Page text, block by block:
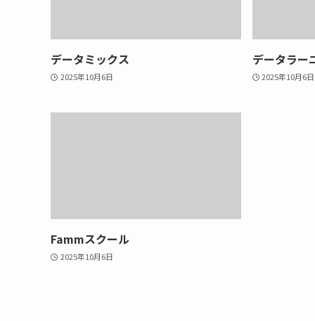
データミックス
2025年10月6日
データラー
2025年10月6日
Fammスクール
2025年10月6日